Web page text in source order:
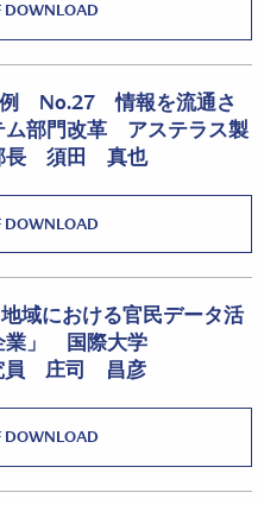
DOWNLOAD
例 No.27 情報を流通さ
ム部門改革 アステラス製
長 須田 真也
DOWNLOAD
における官民データ活
業」 国際大学
員 庄司 昌彦
DOWNLOAD